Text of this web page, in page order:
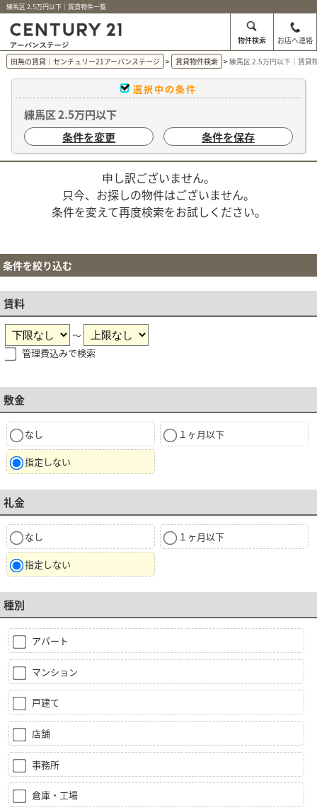
練馬区 2.5万円以下｜賃貸物件一覧
物件検索
お店へ連絡
田無の賃貸｜センチュリー21アーバンステージ
賃貸物件検索 練馬区 2.5万円以下｜賃貸
選択中の条件
練馬区 2.5万円以下
条件を変更
条件を保存
申し訳ございません。
只今、お探しの物件はございません。
条件を変えて再度検索をお試しください。
条件を絞り込む
賃料
～
管理費込みで検索
敷金
なし １ヶ月以下
指定しない
礼金
なし １ヶ月以下
指定しない
種別
アパート
マンション
戸建て
店舗
事務所
倉庫・工場